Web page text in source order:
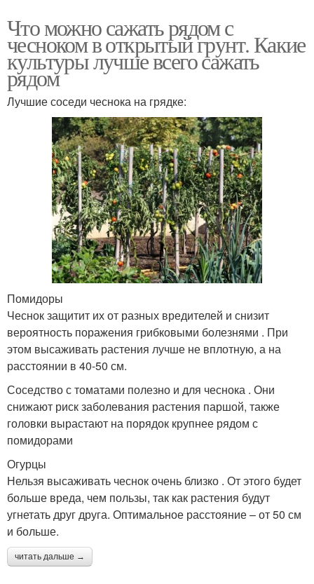
Что можно сажать рядом с
чесноком в открытый грунт. Какие
культуры лучше всего сажать
рядом
Лучшие соседи чеснока на грядке:
Помидоры
Чеснок защитит их от разных вредителей и снизит
вероятность поражения грибковыми болезнями . При
этом высаживать растения лучше не вплотную, а на
расстоянии в 40-50 см.
Соседство с томатами полезно и для чеснока . Они
снижают риск заболевания растения паршой, также
головки вырастают на порядок крупнее рядом с
помидорами
Огурцы
Нельзя высаживать чеснок очень близко . От этого будет
больше вреда, чем пользы, так как растения будут
угнетать друг друга. Оптимальное расстояние – от 50 см
и больше.
читать дальше →